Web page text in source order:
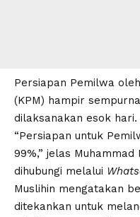
Persiapan Pemilwa
(KPM) hampir
dilaksanakan esok hari.
“Persiapan untuk
99%,” jelas
dihubungi melalui
Muslihin mengatakan
ditekankan untuk